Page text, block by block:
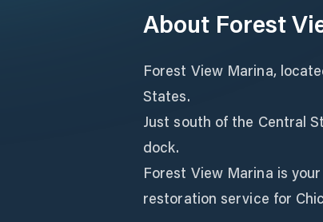
About Forest
Forest View Marina,
States.
Just south of the Central
dock.
Forest View Marina is